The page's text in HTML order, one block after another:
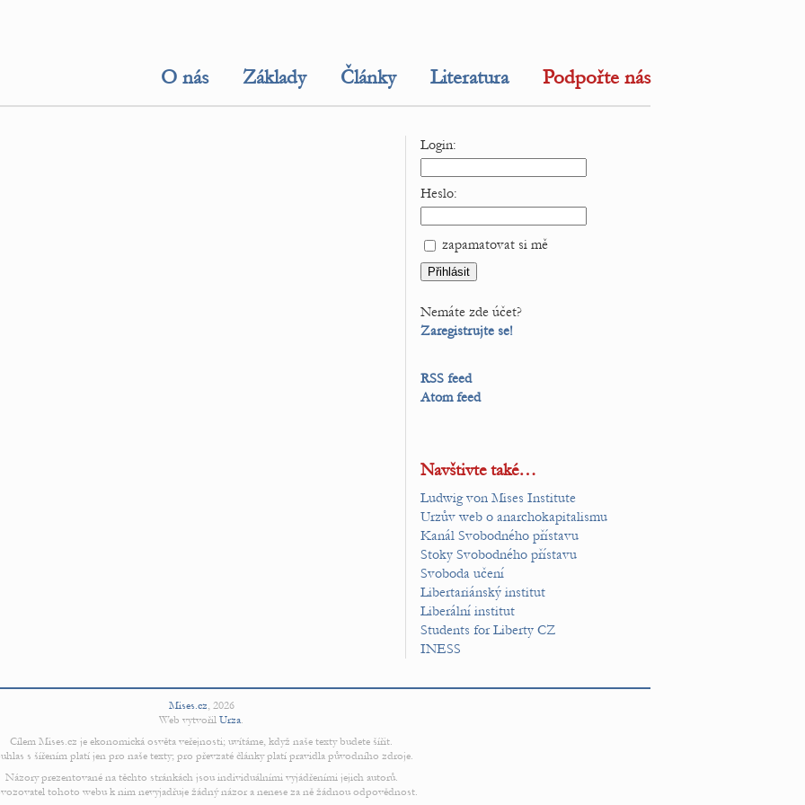
O nás Základy Články Literatura Podpořte nás
Login:
Heslo:
zapamatovat si mě
Nemáte zde účet?
Zaregistrujte se!
RSS feed
Atom feed
Navštivte také…
Ludwig von Mises Institute
Urzův web o anarchokapitalismu
Kanál Svobodného přístavu
Stoky Svobodného přístavu
Svoboda učení
Libertariánský institut
Liberální institut
Students for Liberty CZ
INESS
Mises.cz, 2026
Web vytvořil Urza.
Cílem Mises.cz je ekonomická osvěta veřejnosti; uvítáme, když naše texty budete šířit.
s šířením platí jen pro naše texty; pro převzaté články platí pravidla původního zdroje.
Názory prezentované na těchto stránkách jsou individuálními vyjádřeními jejich autorů.
tohoto webu k nim nevyjadřuje žádný názor a nenese za ně žádnou odpovědnost.